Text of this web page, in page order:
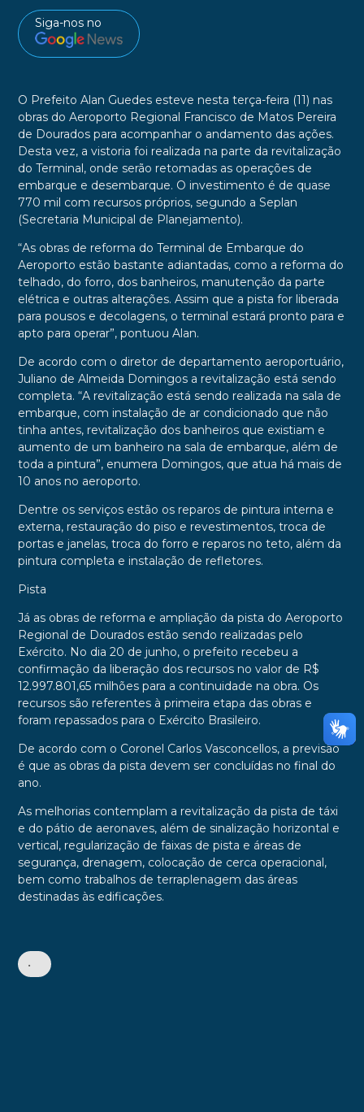
Siga-nos no
O Prefeito Alan Guedes esteve nesta terça-feira (11) nas
obras do Aeroporto Regional Francisco de Matos Pereira
de Dourados para acompanhar o andamento das ações.
Desta vez, a vistoria foi realizada na parte da revitalização
do Terminal, onde serão retomadas as operações de
embarque e desembarque. O investimento é de quase
770 mil com recursos próprios, segundo a Seplan
(Secretaria Municipal de Planejamento).
“As obras de reforma do Terminal de Embarque do
Aeroporto estão bastante adiantadas, como a reforma do
telhado, do forro, dos banheiros, manutenção da parte
elétrica e outras alterações. Assim que a pista for liberada
para pousos e decolagens, o terminal estará pronto para e
apto para operar”, pontuou Alan.
De acordo com o diretor de departamento aeroportuário,
Juliano de Almeida Domingos a revitalização está sendo
completa. “A revitalização está sendo realizada na sala de
embarque, com instalação de ar condicionado que não
tinha antes, revitalização dos banheiros que existiam e
aumento de um banheiro na sala de embarque, além de
toda a pintura”, enumera Domingos, que atua há mais de
10 anos no aeroporto.
Dentre os serviços estão os reparos de pintura interna e
externa, restauração do piso e revestimentos, troca de
portas e janelas, troca do forro e reparos no teto, além da
pintura completa e instalação de refletores.
Pista
Já as obras de reforma e ampliação da pista do Aeroporto
Regional de Dourados estão sendo realizadas pelo
Exército. No dia 20 de junho, o prefeito recebeu a
confirmação da liberação dos recursos no valor de R$
12.997.801,65 milhões para a continuidade na obra. Os
recursos são referentes à primeira etapa das obras e
foram repassados para o Exército Brasileiro.
De acordo com o Coronel Carlos Vasconcellos, a previsão
é que as obras da pista devem ser concluídas no final do
ano.
As melhorias contemplam a revitalização da pista de táxi
e do pátio de aeronaves, além de sinalização horizontal e
vertical, regularização de faixas de pista e áreas de
segurança, drenagem, colocação de cerca operacional,
bem como trabalhos de terraplenagem das áreas
destinadas às edificações.
•